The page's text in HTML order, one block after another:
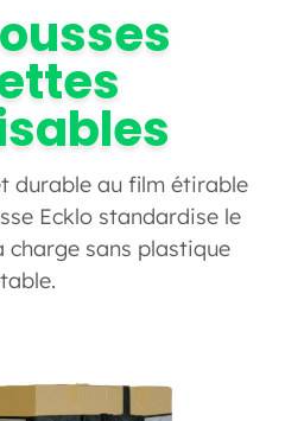
durable au film étirable
Ecklo standardise le
sans plastique